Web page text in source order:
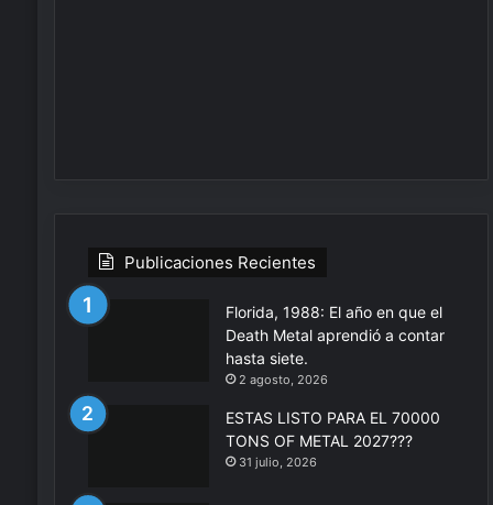
Publicaciones Recientes
Florida, 1988: El año en que el
Death Metal aprendió a contar
hasta siete.
2 agosto, 2026
ESTAS LISTO PARA EL 70000
TONS OF METAL 2027???
31 julio, 2026